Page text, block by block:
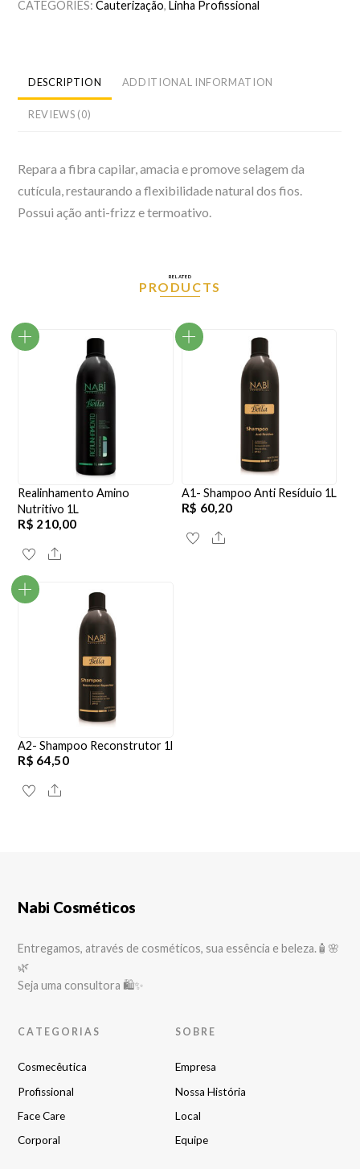
CATEGORIES:Cauterização,Linha Profissional
DESCRIPTION ADDITIONAL INFORMATION
REVIEWS (0)
Repara a fibra capilar, amacia e promove selagem da
cutícula, restaurando a flexibilidade natural dos fios.
Possui ação anti-frizz e termoativo.
RELATED
PRODUCTS
Realinhamento Amino
Nutritivo 1L
R$ 210,00
Share
A1- Shampoo Anti Resíduio 1L
R$ 60,20
Share
A2- Shampoo Reconstrutor 1l
R$ 64,50
Share
Nabi Cosméticos
Entregamos, através de cosméticos, sua essência e beleza.🧴🌸
🌿
Seja uma consultora 🛍✨
CATEGORIAS
Cosmecêutica
Profissional
Face Care
Corporal
SOBRE
Empresa
Nossa História
Local
Equipe